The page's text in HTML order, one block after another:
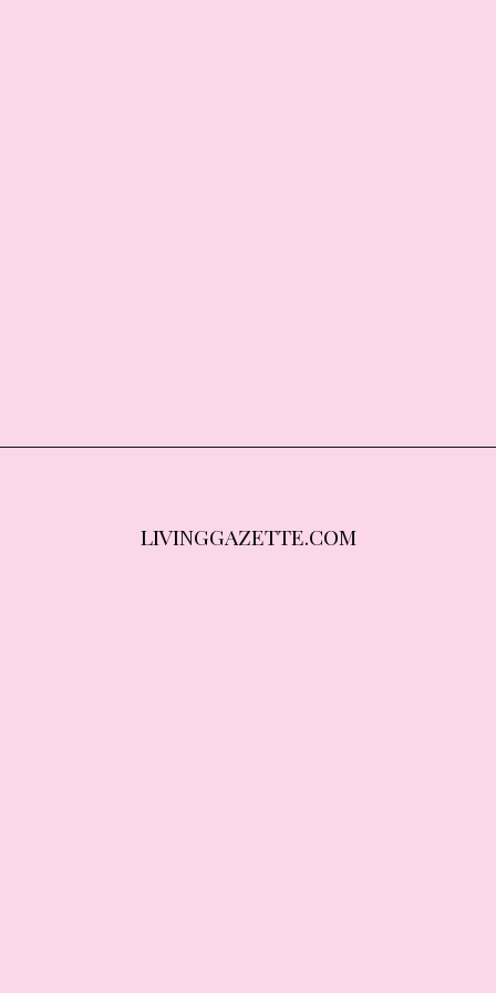
LIVINGGAZETTE.COM